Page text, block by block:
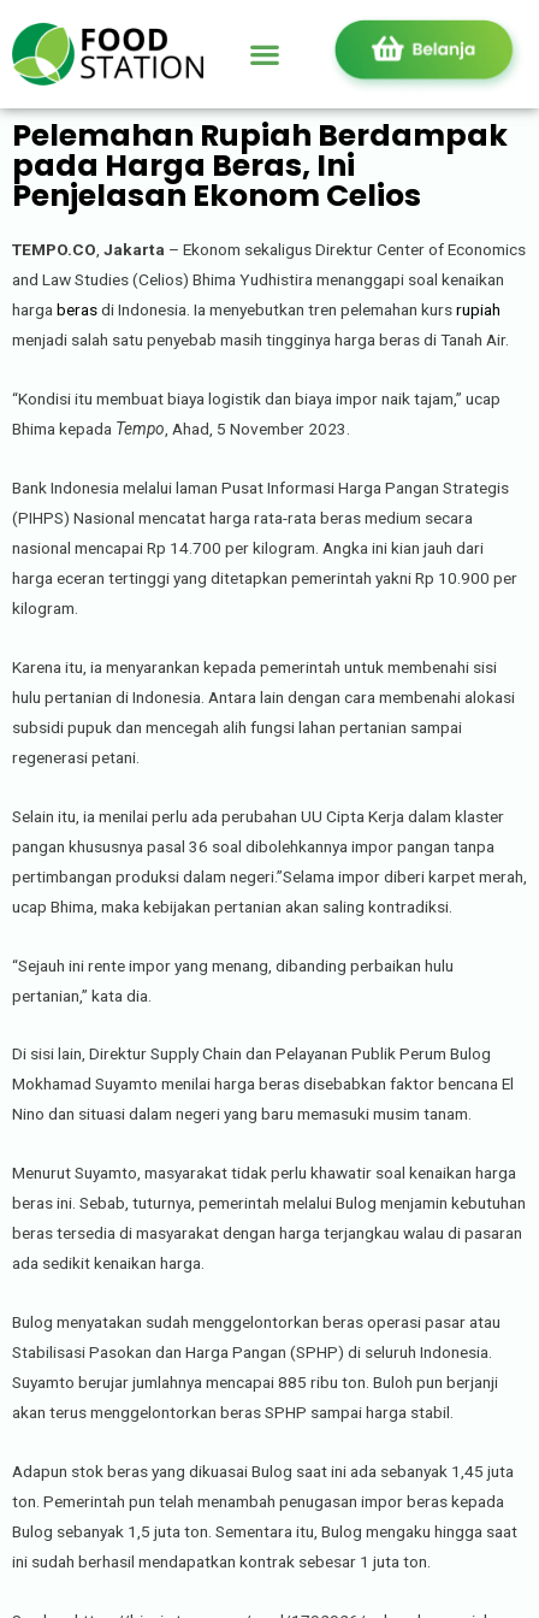
Pelemahan Rupiah Berdampak
pada Harga Beras, Ini
Penjelasan Ekonom Celios
TEMPO.CO Jakarta – Ekonom sekaligus Direktur Center of Economics
and Law Studies (Celios) Bhima Yudhistira menanggapi soal kenaikan
harga berasdi Indonesia. Ia menyebutkan tren pelemahan kursrupiah
menjadi salah satu penyebab masih tingginya harga beras di Tanah Air.
“Kondisi itu membuat biaya logistik dan biaya impor naik tajam,” ucap
Bhima kepada Tempo , Ahad, 5 November 2023.
Bank Indonesia melalui laman Pusat Informasi Harga Pangan Strategis
(PIHPS) Nasional mencatat harga rata-rata beras medium secara
nasional mencapai Rp 14.700 per kilogram. Angka ini kian jauh dari
harga eceran tertinggi yang ditetapkan pemerintah yakni Rp 10.900 per
kilogram.
Karena itu, ia menyarankan kepada pemerintah untuk membenahi sisi
hulu pertanian di Indonesia. Antara lain dengan cara membenahi alokasi
subsidi pupuk dan mencegah alih fungsi lahan pertanian sampai
regenerasi petani.
Selain itu, ia menilai perlu ada perubahan UU Cipta Kerja dalam klaster
pangan khususnya pasal 36 soal dibolehkannya impor pangan tanpa
pertimbangan produksi dalam negeri.”Selama impor diberi karpet merah,
ucap Bhima, maka kebijakan pertanian akan saling kontradiksi.
“Sejauh ini rente impor yang menang, dibanding perbaikan hulu
pertanian,” kata dia.
Di sisi lain, Direktur Supply Chain dan Pelayanan Publik Perum Bulog
Mokhamad Suyamto menilai harga beras disebabkan faktor bencana El
Nino dan situasi dalam negeri yang baru memasuki musim tanam.
Menurut Suyamto, masyarakat tidak perlu khawatir soal kenaikan harga
beras ini. Sebab, tuturnya, pemerintah melalui Bulog menjamin kebutuhan
beras tersedia di masyarakat dengan harga terjangkau walau di pasaran
ada sedikit kenaikan harga.
Bulog menyatakan sudah menggelontorkan beras operasi pasar atau
Stabilisasi Pasokan dan Harga Pangan (SPHP) di seluruh Indonesia.
Suyamto berujar jumlahnya mencapai 885 ribu ton. Buloh pun berjanji
akan terus menggelontorkan beras SPHP sampai harga stabil.
Adapun stok beras yang dikuasai Bulog saat ini ada sebanyak 1,45 juta
ton. Pemerintah pun telah menambah penugasan impor beras kepada
Bulog sebanyak 1,5 juta ton. Sementara itu, Bulog mengaku hingga saat
ini sudah berhasil mendapatkan kontrak sebesar 1 juta ton.